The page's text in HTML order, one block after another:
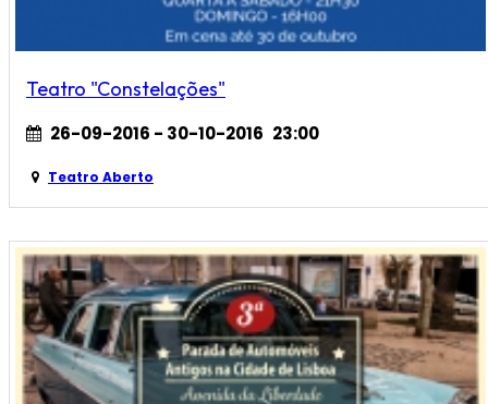
Teatro "Constelações"
26-09-2016 - 30-10-2016 23:00
Teatro Aberto